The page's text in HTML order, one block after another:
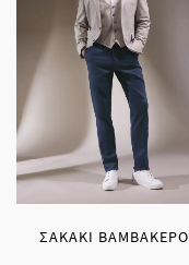
ΣΑΚΑΚΙ ΒΑΜΒΑΚΕΡΟ